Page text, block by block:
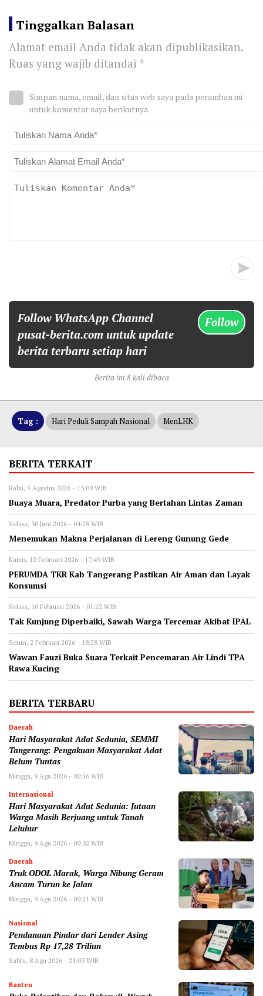
Tinggalkan Balasan
Alamat email Anda tidak akan dipublikasikan.
Ruas yang wajib ditandai *
Simpan nama, email, dan situs web saya pada peramban ini
untuk komentar saya berikutnya.
Follow WhatsApp Channel
pusat-berita.com untuk update
berita terbaru setiap hari
Follow
Berita ini 8 kali dibaca
Tag : Hari Peduli Sampah Nasional MenLHK
BERITA TERKAIT
Rabu, 5 Agustus 2026 - 13:09 WIB
‎Buaya Muara, Predator Purba yang Bertahan Lintas Zaman
Selasa, 30 Juni 2026 - 04:28 WIB
Menemukan Makna Perjalanan di Lereng Gunung Gede
Kamis, 12 Februari 2026 - 17:49 WIB
PERUMDA TKR Kab Tangerang Pastikan Air Aman dan Layak
Konsumsi
Selasa, 10 Februari 2026 - 01:22 WIB
Tak Kunjung Diperbaiki, Sawah Warga Tercemar Akibat IPAL
Senin, 2 Februari 2026 - 18:28 WIB
Wawan Fauzi Buka Suara Terkait Pencemaran Air Lindi TPA
Rawa Kucing
BERITA TERBARU
Daerah
Hari Masyarakat Adat Sedunia, SEMMI
Tangerang: Pengakuan Masyarakat Adat
Belum Tuntas
Minggu, 9 Agu 2026 - 00:56 WIB
Internasional
Hari Masyarakat Adat Sedunia: Jutaan
Warga Masih Berjuang untuk Tanah
Leluhur
Minggu, 9 Agu 2026 - 00:32 WIB
Daerah
Truk ODOL Marak, Warga Nibung Geram
Ancam Turun ke Jalan
Minggu, 9 Agu 2026 - 00:21 WIB
Nasional
Pendanaan Pindar dari Lender Asing
Tembus Rp 17,28 Triliun
Sabtu, 8 Agu 2026 - 21:03 WIB
Banten